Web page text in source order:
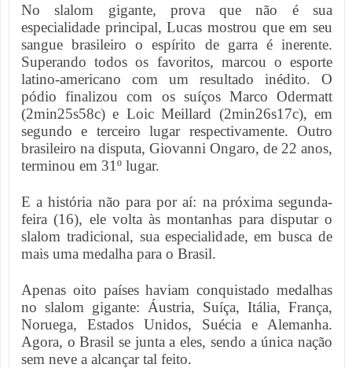
No slalom gigante, prova que não é sua
especialidade principal, Lucas mostrou que em seu
sangue brasileiro o espírito de garra é inerente.
Superando todos os favoritos, marcou o esporte
latino-americano com um resultado inédito. O
pódio finalizou com os suíços Marco Odermatt
(2min25s58c) e Loic Meillard (2min26s17c), em
segundo e terceiro lugar respectivamente. Outro
brasileiro na disputa, Giovanni Ongaro, de 22 anos,
terminou em 31º lugar.
E a história não para por aí: na próxima segunda-
feira (16), ele volta às montanhas para disputar o
slalom tradicional, sua especialidade, em busca de
mais uma medalha para o Brasil.
Apenas oito países haviam conquistado medalhas
no slalom gigante: Áustria, Suíça, Itália, França,
Noruega, Estados Unidos, Suécia e Alemanha.
Agora, o Brasil se junta a eles, sendo a única nação
sem neve a alcançar tal feito.